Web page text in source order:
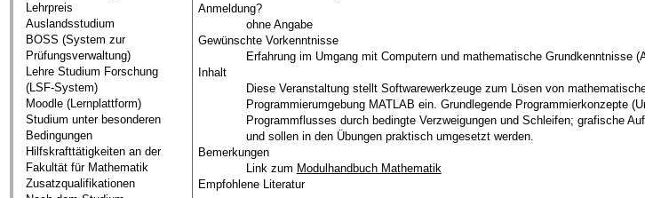
Lehrpreis
Auslandsstudium
BOSS (System zur
Prüfungsverwaltung)
Lehre Studium Forschung
(LSF-System)
Moodle (Lernplattform)
Studium unter besonderen
Bedingungen
Hilfskrafttätigkeiten an der
Fakultät für Mathematik
Zusatzqualifikationen
Anmeldung?
ohne Angabe
Gewünschte Vorkenntnisse
Erfahrung im Umgang mit Computern und mathematische Grundkenntnisse
Inhalt
Diese Veranstaltung stellt Softwarewerkzeuge zum Lösen von
Programmierumgebung MATLAB ein. Grundlegende Programmierkonzepte
Programmflusses durch bedingte Verzweigungen und Schleifen; grafische
und sollen in den Übungen praktisch umgesetzt werden.
Bemerkungen
Link zum Modulhandbuch Mathematik
Empfohlene Literatur